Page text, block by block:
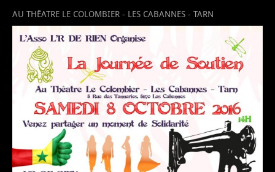
AU THÊATRE LE COLOMBIER - LES CABANNES - TARN